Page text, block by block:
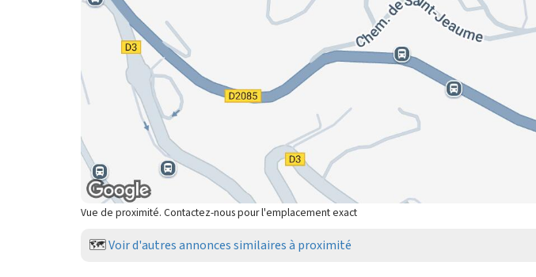
Vue de proximité. Contactez-nous pour l'emplacement exact
🗺️Voir d'autres annonces similaires à proximité